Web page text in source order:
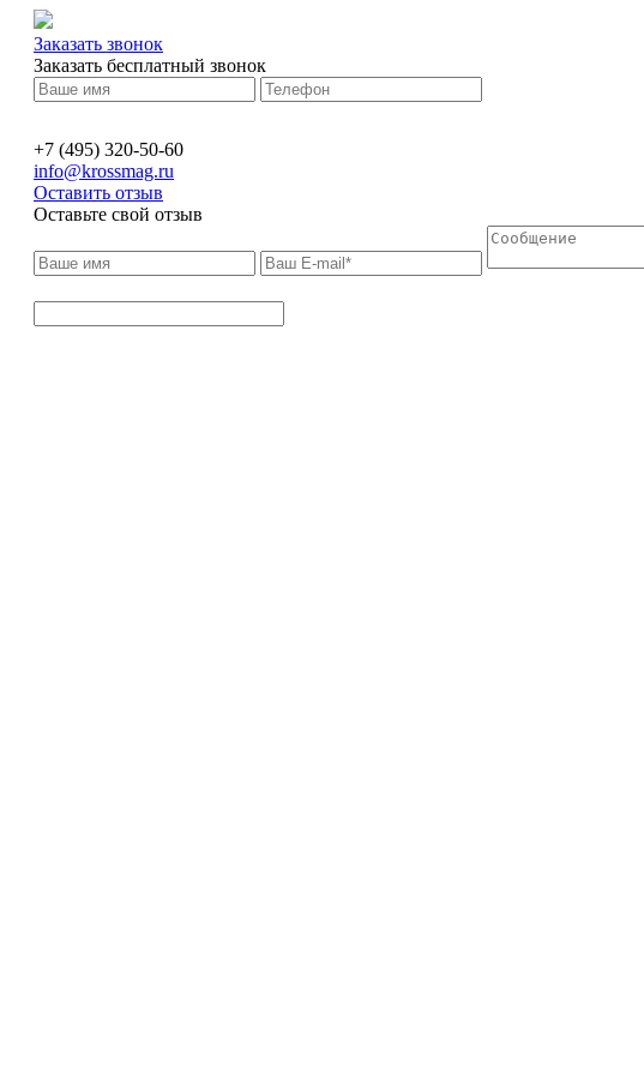
Заказать звонок
Заказать бесплатный звонок
+7 (495) 320-50-60
info@krossmag.ru
Оставить отзыв
Оставьте свой отзыв